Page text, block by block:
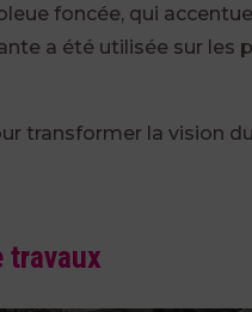
foncée, qui
a été utilisée sur les
transformer la vision
travaux